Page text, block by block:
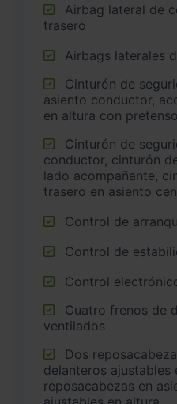
trasero
Airbags laterales
asiento conductor,
en altura con
conductor, cinturón
lado acompañante,
trasero en asiento
Control de
Control de
Control
ventilados
delanteros ajustables
reposacabezas en